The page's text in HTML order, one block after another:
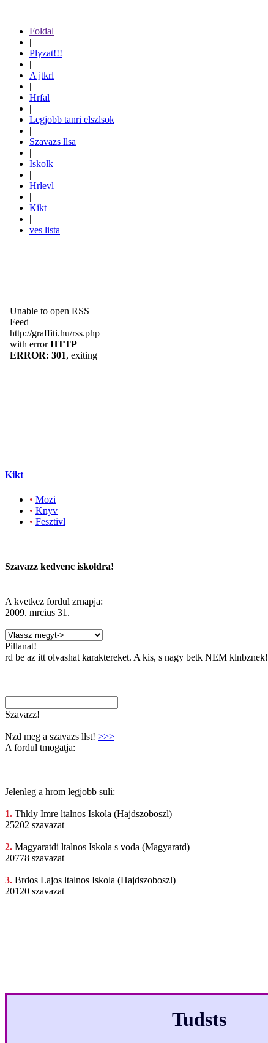
Foldal
|
Plyzat!!!
|
A jtkrl
|
Hrfal
|
Legjobb tanri elszlsok
|
Szavazs llsa
|
Iskolk
|
Hrlevl
|
Kikt
|
ves lista
Kikt
• Mozi
• Knyv
• Fesztivl
Szavazz kedvenc iskoldra!
A kvetkez fordul zrnapja:
2009. mrcius 31.
Pillanat!
rd be az itt olvashat karaktereket. A kis, s nagy betk NEM klnbznek!
Szavazz!
Nzd meg a szavazs llst! >>>
A fordul tmogatja:
Jelenleg a hrom legjobb suli:
1. Thkly Imre ltalnos Iskola (Hajdszoboszl)
25202 szavazat
2. Magyaratdi ltalnos Iskola s voda (Magyaratd)
20778 szavazat
3. Brdos Lajos ltalnos Iskola (Hajdszoboszl)
20120 szavazat
Tudsts